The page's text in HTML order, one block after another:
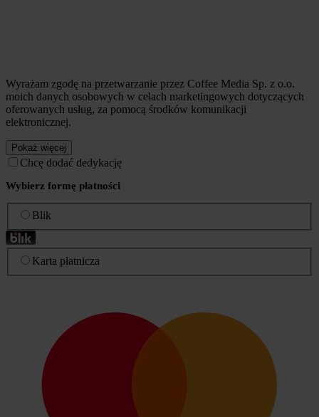
Wyrażam zgodę na przetwarzanie przez Coffee Media Sp. z o.o.
moich danych osobowych w celach marketingowych dotyczących
oferowanych usług, za pomocą środków komunikacji
elektronicznej.
Pokaż więcej
Chcę dodać dedykację
Wybierz formę płatności
Blik
Karta płatnicza